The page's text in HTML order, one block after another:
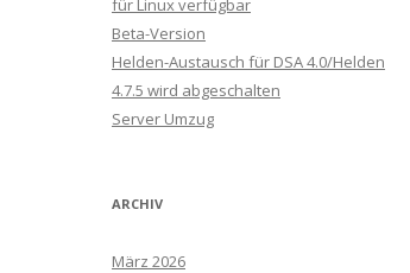
für Linux verfügbar
Beta-Version
Helden-Austausch für DSA 4.0/Helden
4.7.5 wird abgeschalten
Server Umzug
ARCHIV
März 2026